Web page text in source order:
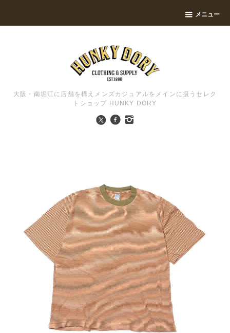
メニュー
大阪・南堀江に店舗を構えメンズカジュアルをメインに扱うセレク
トショップ HUNKY DORY